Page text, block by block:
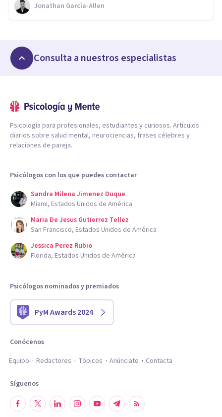
Jonathan García-Allen
Consulta a nuestros especialistas
Psicología para profesionales, estudiantes y curiosos. Artículos
diarios sobre salud mental, neurociencias, frases célebres y
relaciones de pareja.
Psicólogos con los que puedes contactar
Sandra Milena Jimenez Duque
Miami, Estados Unidos de América
Maria De Jesus Gutierrez Tellez
San Francisco, Estados Unidos de América
Jessica Perez Rubio
Florida, Estados Unidos de América
Psicólogos nominados y premiados
PyM Awards 2024
Conócenos
Equipo
Redactores Tópicos Anúnciate Contacta
Síguenos